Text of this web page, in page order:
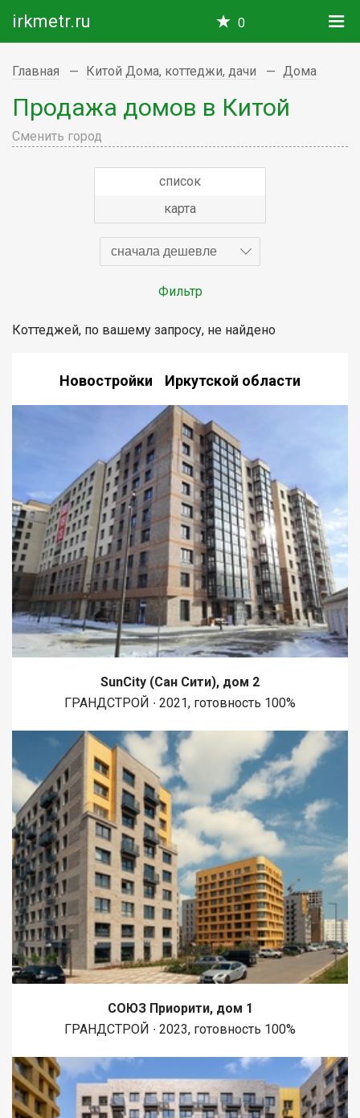
irkmetr.ru 0
Главная Китой Дома, коттеджи, дачи Дома
Продажа домов в Китой
Сменить город
список
карта
сначала дешевле
Фильтр
Коттеджей, по вашему запросу, не найдено
Новостройки Иркутской области
SunCity (Сан Сити), дом 2
ГРАНДСТРОЙ ∙ 2021, готовность 100%
СОЮЗ Приорити, дом 1
ГРАНДСТРОЙ ∙ 2023, готовность 100%